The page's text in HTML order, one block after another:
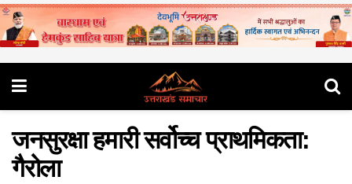
जनसुरक्षा हमारी सर्वोच्च प्राथमिकता:
गैरोला